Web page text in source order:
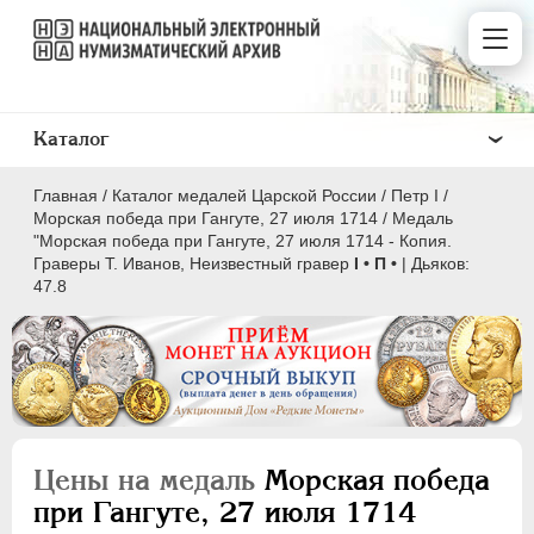
Главная / Каталог медалей Царской России / Пeтр I /
Морская победа при Гангуте, 27 июля 1714 / Медаль
"Морская победа при Гангуте, 27 июля 1714 - Копия.
Граверы T. Иванов, Неизвестный гравер I • П • | Дьяков:
47.8
Цены на медаль Морская победа
при Гангуте, 27 июля 1714
Каталог
ВСЕ
ПEТР I 1699-1725
Латинская надпись
A C D E F G H I
L
M
N O P Q R S T